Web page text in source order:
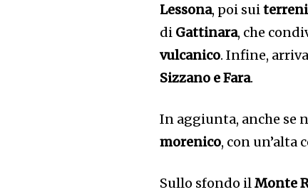
Lessona, poi sui
di Gattinara, che
vulcanico. Infine,
Sizzano e Fara.
In aggiunta, anche se
morenico, con
Sullo sfondo ilMonte